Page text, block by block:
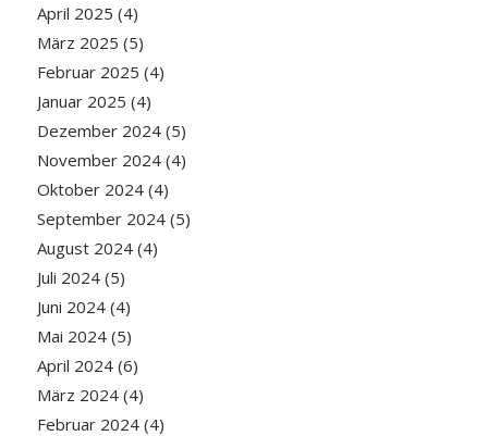
April 2025 (4)
März 2025 (5)
Februar 2025 (4)
Januar 2025 (4)
Dezember 2024(5)
November 2024(4)
Oktober 2024(4)
September 2024(5)
August 2024(4)
Juli 2024(5)
Juni 2024(4)
Mai 2024(5)
April 2024(6)
März 2024(4)
Februar 2024(4)